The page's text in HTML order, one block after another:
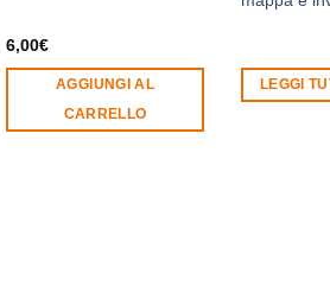
6,00€
AGGIUNGI AL
CARRELLO
LEGGI